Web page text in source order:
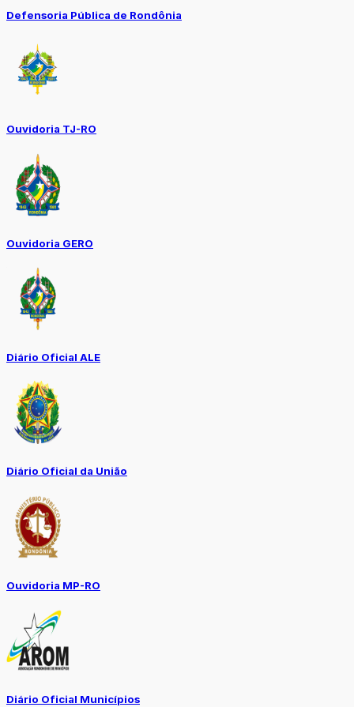
Defensoria Pública de Rondônia
Ouvidoria TJ-RO
Ouvidoria GERO
Diário Oficial ALE
Diário Oficial da União
Ouvidoria MP-RO
Diário Oficial Municípios